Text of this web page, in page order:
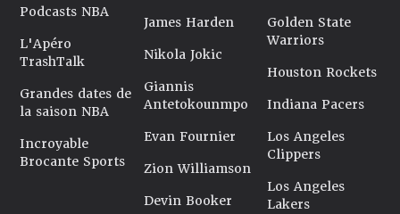
Podcasts NBA
L'Apéro
TrashTalk
Grandes dates de
la saison NBA
Incroyable
Brocante Sports
James Harden
Nikola Jokic
Giannis
Antetokounmpo
Evan Fournier
Zion Williamson
Devin Booker
Golden State
Warriors
Houston Rockets
Indiana Pacers
Los Angeles
Clippers
Los Angeles
Lakers